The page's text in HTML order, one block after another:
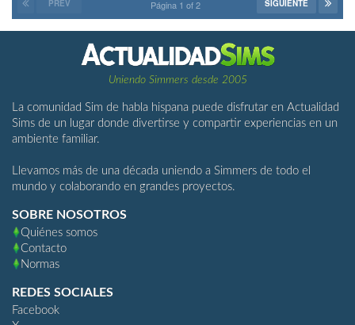
PREV SIGUIENTE
Página 1 of 2
Uniendo Simmers desde 2005
La comunidad Sim de habla hispana puede disfrutar en Actualidad
Sims de un lugar donde divertirse y compartir experiencias en un
ambiente familiar.
Llevamos más de una década uniendo a Simmers de todo el
mundo y colaborando en grandes proyectos.
SOBRE NOSOTROS
Quiénes somos
Contacto
Normas
REDES SOCIALES
Facebook